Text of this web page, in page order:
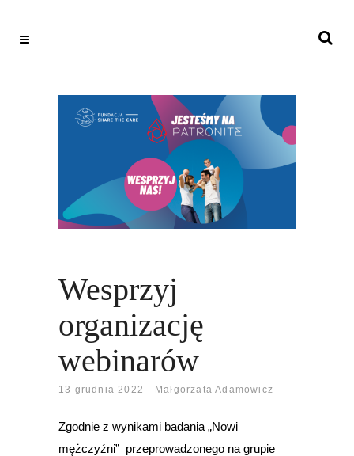
Wesprzyj
organizację
webinarów
13 grudnia 2022 Małgorzata Adamowicz
Zgodnie z wynikami badania „Nowi
mężczyźni” przeprowadzonego na grupie